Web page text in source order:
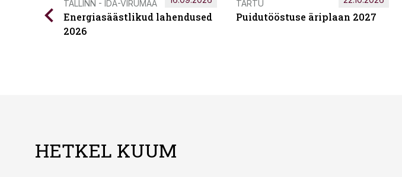
TALLINN - IDA-VIRUMAA
Energiasäästlikud lahendused
2026
TARTU
Puidutööstuse äriplaan 2027
HETKEL KUUM